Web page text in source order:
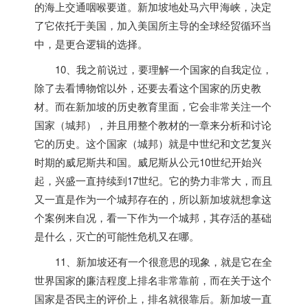
的海上交通咽喉要道。 新加坡地处马六甲海峡，决定
了它依托于美国，加入美国所主导的全球经贸循环当
中，是更合逻辑的选择。
10、我之前说过，要理解一个国家的自我定位，
除了去看博物馆以外，还要去看这个国家的历史教
材。而在新加坡的历史教育里面，它会非常关注一个
国家（城邦），并且用整个教材的一章来分析和讨论
它的历史。这个国家（城邦）就是中世纪和文艺复兴
时期的威尼斯共和国。威尼斯从公元10世纪开始兴
起，兴盛一直持续到17世纪。它的势力非常大，而且
又一直是作为一个城邦存在的，所以新加坡就想拿这
个案例来自况，看一下作为一个城邦，其存活的基础
是什么，灭亡的可能性危机又在哪。
11、 新加坡还有一个很意思的现象，就是它在全
世界国家的廉洁程度上排名非常靠前，而在关于这个
国家是否民主的评价上，排名就很靠后。 新加坡一直